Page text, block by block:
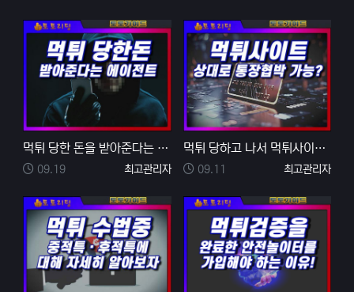
먹튀 당한 돈을 받아준다는 통장협박 에이전트의 실체
등록자
최고관리자
등록일
09.19
먹튀 당하고 나서 먹튀사이트 상대로 통장 협박이 가능할…
등록자
최고관리자
등록일
09.11